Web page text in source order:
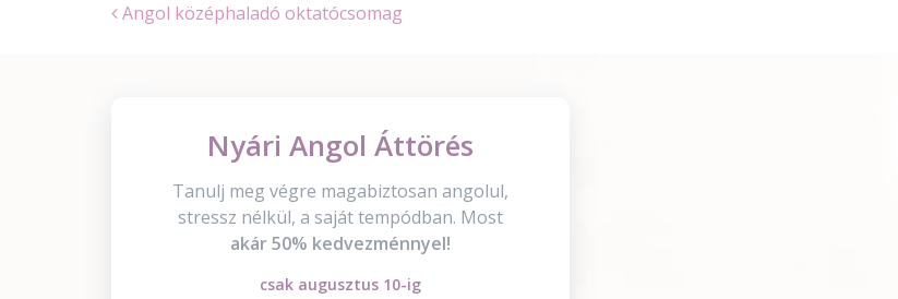
Angol középhaladó oktatócsomag
Nyári Angol Áttörés
Tanulj meg végre magabiztosan angolul,
stressz nélkül, a saját tempódban. Most
akár 50% kedvezménnyel!
csak augusztus 10-ig